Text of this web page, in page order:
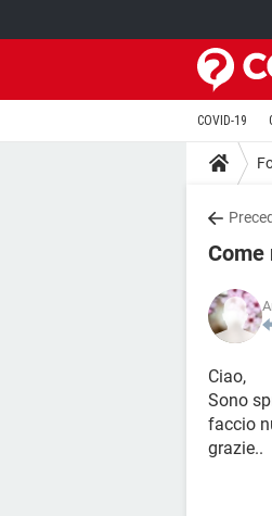
COVID-19
Come
Ciao,
Sono
faccio
grazie..